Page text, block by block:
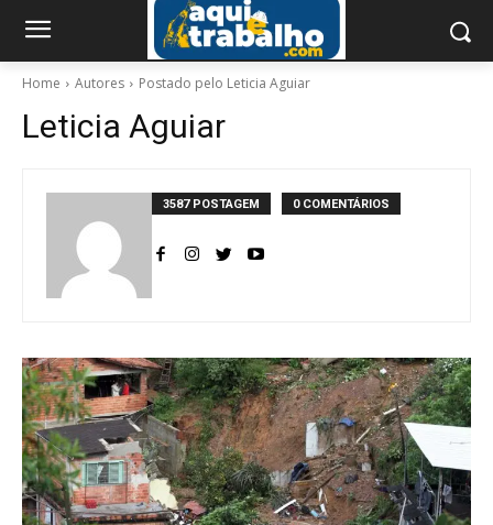
Home Autores Postado pelo Leticia Aguiar
Leticia Aguiar
3587 POSTAGEM 0 COMENTÁRIOS